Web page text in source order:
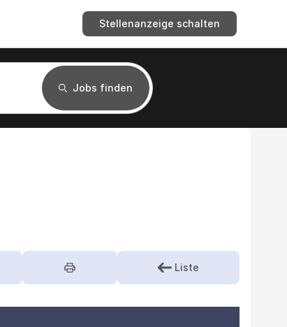
Stellenanzeige schalten
Jobs finden
Liste